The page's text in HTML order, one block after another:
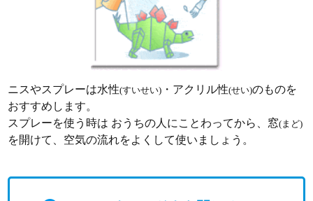
ニスやスプレーは水性(すいせい) ・アクリル性(せい)のものを
おすすめします。
スプレーを使う時は おうちの人にことわってから、窓(まど)
を開けて、空気の流れをよくして使いましょう。